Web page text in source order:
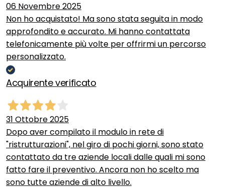
06 Novembre 2025
Non ho acquistato! Ma sono stata seguita in modo
approfondito e accurato. Mi hanno contattata
telefonicamente più volte per offrirmi un percorso
personalizzato.
Acquirente verificato
31 Ottobre 2025
Dopo aver compilato il modulo in rete di
"ristrutturazioni", nel giro di pochi giorni, sono stato
contattato da tre aziende locali dalle quali mi sono
fatto fare il preventivo. Ancora non ho scelto ma
sono tutte aziende di alto livello.